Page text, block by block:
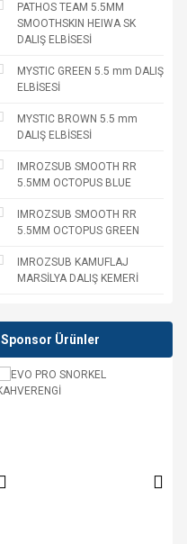
PATHOS TEAM 5.5MM
SMOOTHSKIN HEIWA SK
DALIŞ ELBİSESİ
MYSTIC GREEN 5.5 mm DALIŞ
ELBİSESİ
MYSTIC BROWN 5.5 mm
DALIŞ ELBİSESİ
IMROZSUB SMOOTH RR
5.5MM OCTOPUS BLUE
IMROZSUB SMOOTH RR
5.5MM OCTOPUS GREEN
IMROZSUB KAMUFLAJ
MARSİLYA DALIŞ KEMERİ
Sponsor Ürünler